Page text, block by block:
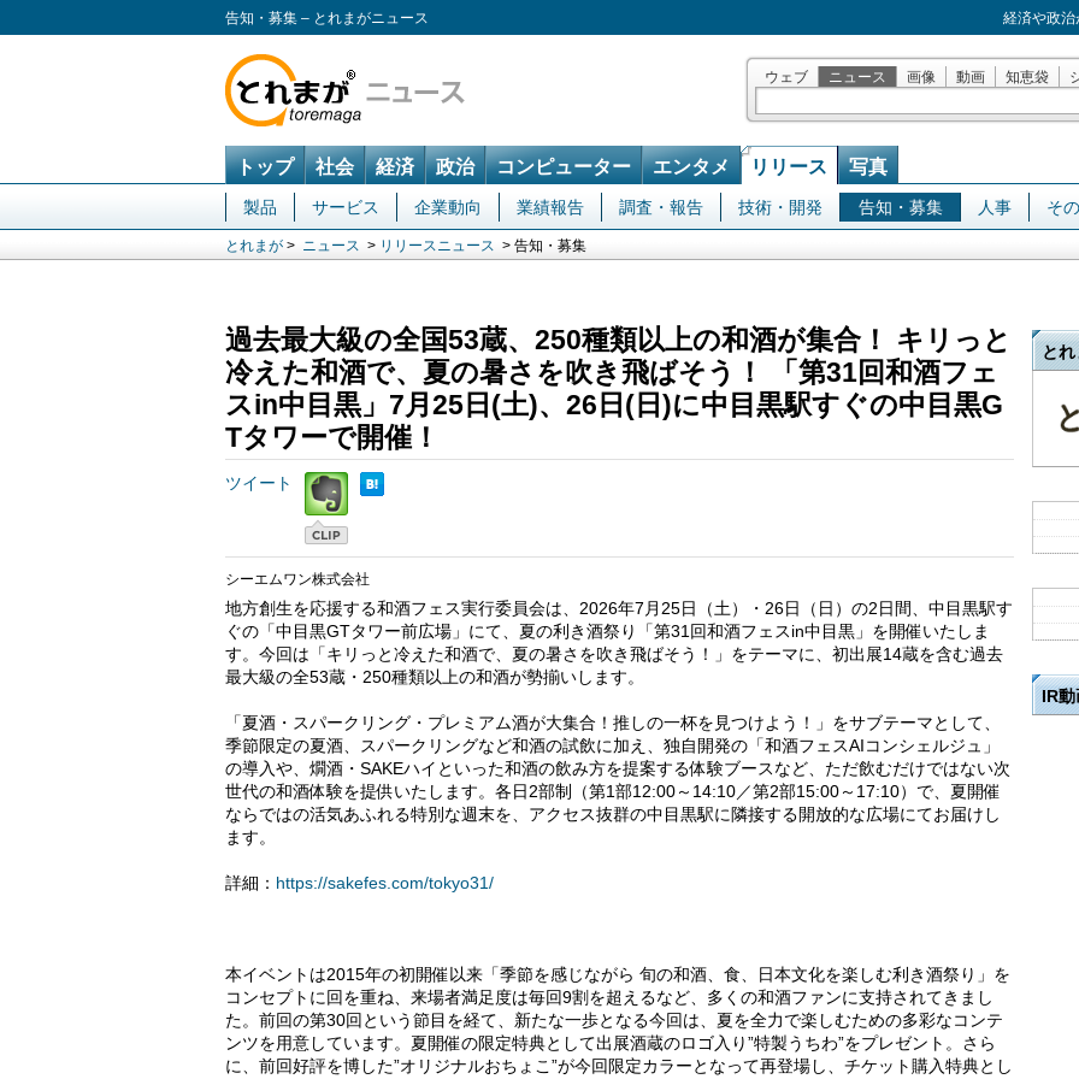
告知・募集 – とれまがニュース 経済や政
ウェブ ニュース 画像 動画 知恵袋
トップ 社会 経済 政治 コンピューター エンタメ リリース 写真
製品 サービス 企業動向 業績報告 調査・報告 技術・開発 告知・募集 人事 そ
とれまが > ニュース > リリースニュース > 告知・募集
過去最大級の全国53蔵、250種類以上の和酒が集合！ キリっと
冷えた和酒で、夏の暑さを吹き飛ばそう！ 「第31回和酒フェ
スin中目黒」7月25日(土)、26日(日)に中目黒駅すぐの中目黒G
Tタワーで開催！
ツイート
シーエムワン株式会社
地方創生を応援する和酒フェス実行委員会は、2026年7月25日（土）・26日（日）の2日間、中目黒駅す
ぐの「中目黒GTタワー前広場」にて、夏の利き酒祭り「第31回和酒フェスin中目黒」を開催いたしま
す。今回は「キリっと冷えた和酒で、夏の暑さを吹き飛ばそう！」をテーマに、初出展14蔵を含む過去
最大級の全53蔵・250種類以上の和酒が勢揃いします。
「夏酒・スパークリング・プレミアム酒が大集合！推しの一杯を見つけよう！」をサブテーマとして、
季節限定の夏酒、スパークリングなど和酒の試飲に加え、独自開発の「和酒フェスAIコンシェルジュ」
の導入や、燗酒・SAKEハイといった和酒の飲み方を提案する体験ブースなど、ただ飲むだけではない次
世代の和酒体験を提供いたします。各日2部制（第1部12:00～14:10／第2部15:00～17:10）で、夏開催
ならではの活気あふれる特別な週末を、アクセス抜群の中目黒駅に隣接する開放的な広場にてお届けし
ます。
詳細： https://sakefes.com/tokyo31/
本イベントは2015年の初開催以来「季節を感じながら 旬の和酒、食、日本文化を楽しむ利き酒祭り」を
コンセプトに回を重ね、来場者満足度は毎回9割を超えるなど、多くの和酒ファンに支持されてきまし
た。前回の第30回という節目を経て、新たな一歩となる今回は、夏を全力で楽しむための多彩なコンテ
ンツを用意しています。夏開催の限定特典として出展酒蔵のロゴ入り”特製うちわ”をプレゼント。さら
に、前回好評を博した”オリジナルおちょこ”が今回限定カラーとなって再登場し、チケット購入特典とし
とれ
IR動